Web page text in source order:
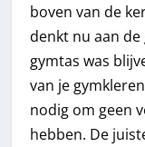
boven van de
denkt nu aan
gymtas was
van je
nodig om geen
hebben. De